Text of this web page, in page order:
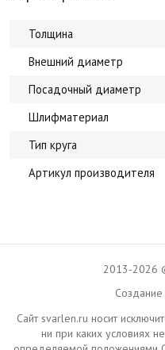
Толщина
Внешний диаметр
Посадочный диаметр
Шлифматериал
Тип круга
Артикул производителя
2013-2026
Создание
Сайт svarlen.ru носит
ни при каких условиях